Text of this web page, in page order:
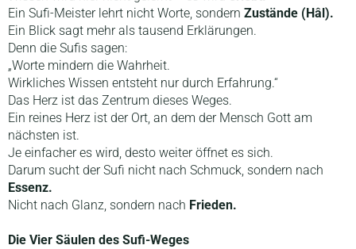
Ein Sufi-Meister lehrt nicht Worte, sondern Zustände (Hâl).
Ein Blick sagt mehr als tausend Erklärungen.
Denn die Sufis sagen:
„Worte mindern die Wahrheit.
Wirkliches Wissen entsteht nur durch Erfahrung.“
Das Herz ist das Zentrum dieses Weges.
Ein reines Herz ist der Ort, an dem der Mensch Gott am
nächsten ist.
Je einfacher es wird, desto weiter öffnet es sich.
Darum sucht der Sufi nicht nach Schmuck, sondern nach
Essenz.
Nicht nach Glanz, sondern nach Frieden.
Die Vier Säulen des Sufi-Weges